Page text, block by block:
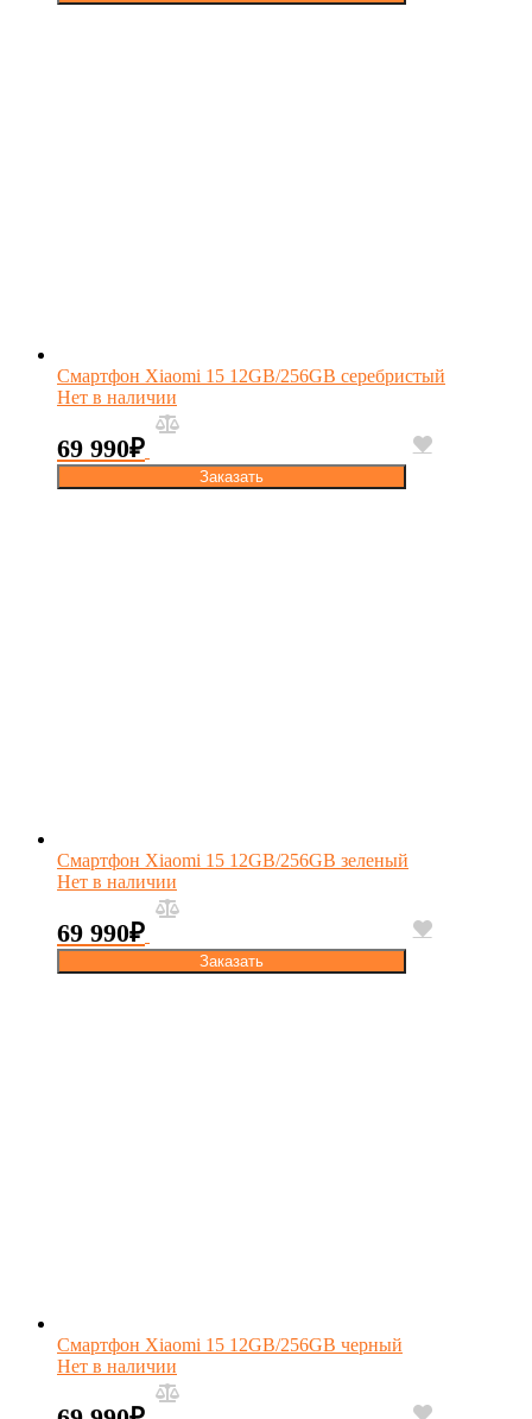
Смартфон Xiaomi 15 12GB/256GB серебристый
Нет в наличии
69 990₽
Заказать
Смартфон Xiaomi 15 12GB/256GB зеленый
Нет в наличии
69 990₽
Заказать
Смартфон Xiaomi 15 12GB/256GB черный
Нет в наличии